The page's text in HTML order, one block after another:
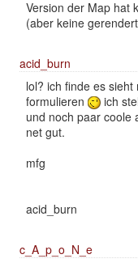
Version der Map hat
(aber keine
acid_burn
lol? ich finde es
formulieren
ich
und noch paar coole
net gut.
mfg
acid_burn
c_A_p_o_N_e